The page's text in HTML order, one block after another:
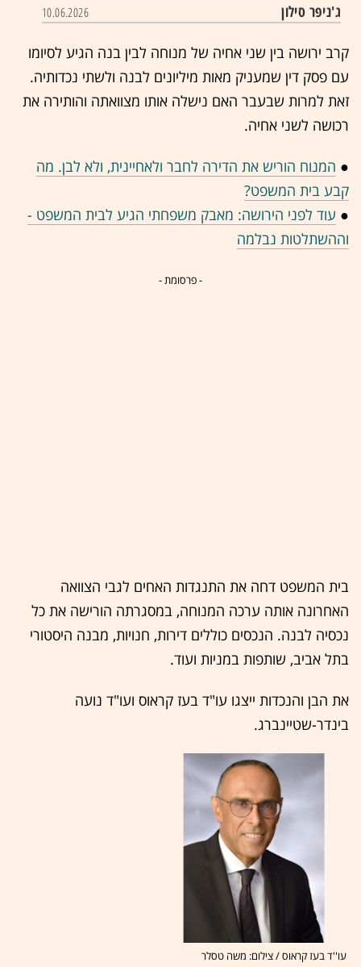
ג'ניפר סילון 10.06.2026
קרב ירושה בין שני אחיה של מנוחה לבין בנה הגיע לסיומו
עם פסק דין שמעניק מאות מיליונים לבנה ולשתי נכדותיה.
זאת למרות שבעבר האם נישלה אותו מצוואתה והותירה את
רכושה לשני אחיה.
● המנוח הוריש את הדירה לחבר ולאחיינית, ולא לבן. מה
קבע בית המשפט?
● עוד לפני הירושה: מאבק משפחתי הגיע לבית המשפט -
וההשתלטות נבלמה
- פרסומת -
בית המשפט דחה את התנגדות האחים לגבי הצוואה
האחרונה אותה ערכה המנוחה, במסגרתה הורישה את כל
נכסיה לבנה. הנכסים כוללים דירות, חנויות, מבנה היסטורי
בתל אביב, שותפות במניות ועוד.
את הבן והנכדות ייצגו עו"ד בעז קראוס ועו"ד נועה
בינדר-שטיינברג.
עו''ד בעז קראוס / צילום: משה טסלר